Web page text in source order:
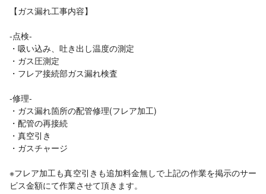
【ガス漏れ工事内容】
-点検-
・吸い込み、吐き出し温度の測定
・ガス圧測定
・フレア接続部ガス漏れ検査
-修理-
・ガス漏れ箇所の配管修理(フレア加工)
・配管の再接続
・真空引き
・ガスチャージ
※フレア加工も真空引きも追加料金無しで上記の作業を掲示のサー
ビス金額にて作業させて頂きます。